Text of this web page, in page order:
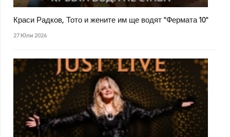
Краси Радков, Тото и жените им ще водят "Фермата 10"
27 Юли 2026